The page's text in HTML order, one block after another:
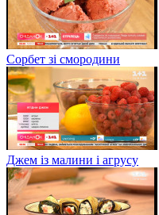
Сорбет зі смородини
Джем із малини і агрусу